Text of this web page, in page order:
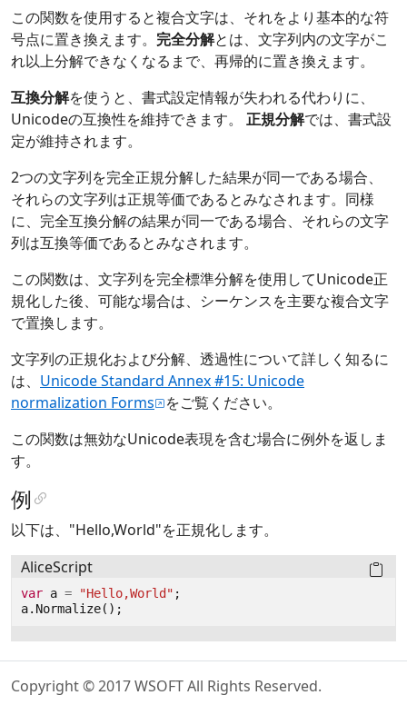
この関数を使用すると複合文字は、それをより基本的な符
号点に置き換えます。 完全分解とは、文字列内の文字がこ
れ以上分解できなくなるまで、再帰的に置き換えます。
互換分解を使うと、書式設定情報が失われる代わりに、
Unicodeの互換性を維持できます。 正規分解では、書式設
定が維持されます。
2つの文字列を完全正規分解した結果が同一である場合、
それらの文字列は正規等価であるとみなされます。同様
に、完全互換分解の結果が同一である場合、それらの文字
列は互換等価であるとみなされます。
この関数は、文字列を完全標準分解を使用してUnicode正
規化した後、可能な場合は、シーケンスを主要な複合文字
で置換します。
文字列の正規化および分解、透過性について詳しく知るに
は、 Unicode Standard Annex #15: Unicode
normalization Forms
をご覧ください。
この関数は無効なUnicode表現を含む場合に例外を返しま
す。
例
以下は、"Hello,World"を正規化します。
AliceScript
var a = "Hello,World" ;
a. Normalize();
Copyright © 2017 WSOFT All Rights Reserved.